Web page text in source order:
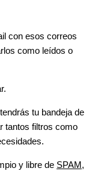
con esos correos
como leídos o
tu bandeja de
tantos filtros como
y libre de SPAM,